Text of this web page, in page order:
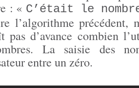
: « C’était le
l’algorithme
pas d’avance combien
La saisie des
entre un zéro.